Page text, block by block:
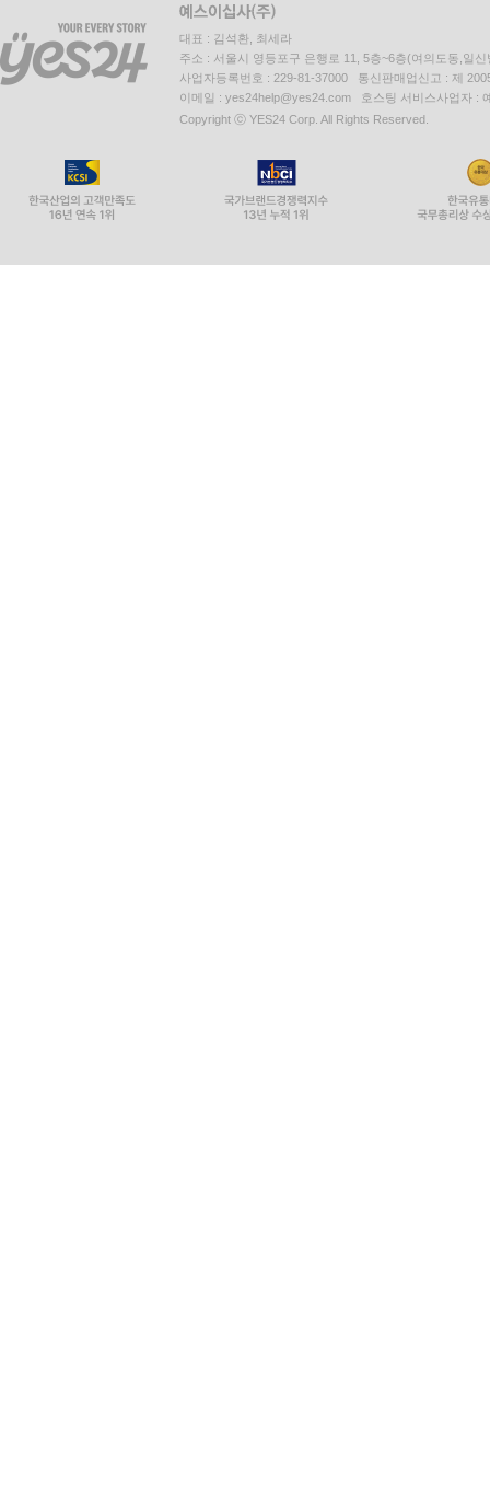
대표 : 김석환, 최세라
주소 : 서울시 영등포구 은행로 11, 5층~6층(여의도동,일신
사업자등록번호 : 229-81-37000 통신판매업신고 : 제
이메일 : yes24help@yes24.com 호스팅 서비스사업자 :
Copyright ⓒ YES24 Corp. All Rights Reserved.